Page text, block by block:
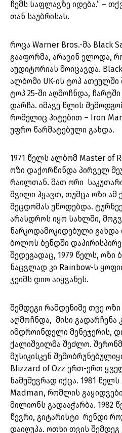
ჩემს საფლავზე იდება.“ –
თან საუბრისას.
როცა Warner Bros.-მა Black
გააფორმა, არავინ ელოდა,
აუდიტორიას მოიცავდა.
ალბომი UK-ის ტოპ ათეულში
ტოპ 25-ში აღმოჩნდა,
დარჩა. იმავე წლის
რომელიც ჰიტებით – Iron
უფრო წარმატებული გახდა.
1971 წელს ალბომ Master of
ოზი დაქორწინდა პირველ
რაილთან. მათ ორი
შვილი ჰყავთ, თუმცა ოზი ამ
შეცდომას უწოდებდა.
არასდროს იყო სახლში,
ნარკოდამოკიდებული გახდა
ბოლოს ბენდში
შედეგადაც, 1979 წელს, ოზი
ნაცვლად კი Rainbow-ს
ჯეიმს დიო აიყვანეს.
შემდეგი რამდენიმე თვე ოზი
აღმოჩნდა, მისი გადარჩენა
იმდროინდელი მენეჯერის,
ქალიშვილმა შეძლო.
მუსიკისკენ
Blizzard of Ozz ერთ-ერთ
ნამუშევრად იქცა. 1981
Madman, რომლის
მილიონს გადააჭარბა. 1982
წევრი, გიტარისტი რენდი
დაიღუპა. ოთხი თვის